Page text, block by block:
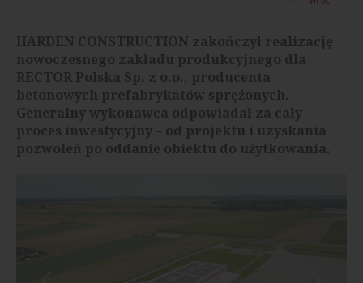
HARDEN CONSTRUCTION zakończył realizację
nowoczesnego zakładu produkcyjnego dla
RECTOR Polska Sp. z o.o., producenta
betonowych prefabrykatów sprężonych.
Generalny wykonawca odpowiadał za cały
proces inwestycyjny – od projektu i uzyskania
pozwoleń po oddanie obiektu do użytkowania.